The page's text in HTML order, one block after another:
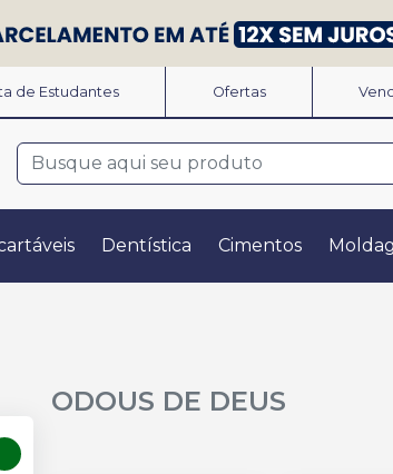
de Estudantes Ofertas
Dentística Cimentos
ODOUS DE DEUS